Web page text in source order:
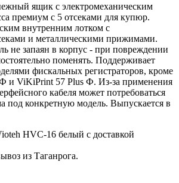
ящик с электромеханическим
премиум с 5 отсеками для купюр.
внутренним лотком с
и металлическими прижимами.
не запаян в корпус - при повреждении
поменять. Поддерживает
фискальных регистраторов, кроме
и ViKiPrint 57 Plus Ф. Из-за применения
кабеля может потребоваться
под конкретную модель. Выпускается в
HVC-16 белый с доставкой
из Таганрога.